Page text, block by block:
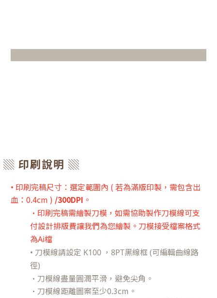
▒ 印刷說明 ▒
• 印刷完稿尺寸： 選定範圍內 ( 若為滿版印製，需包含出
血：0.4cm ) /300DPI 。
•印刷完稿需繪製刀模 ，如需協助製作刀模線可支
付設計排版費讓我們為您繪製。刀模接受檔案格式
為Ai檔
• 刀模線請設定 K100 ，8PT黑線框 (可編輯曲線路
徑)
•刀模線盡量圓潤平滑，避免尖角。
•刀模線距離圖案至少0.3cm。